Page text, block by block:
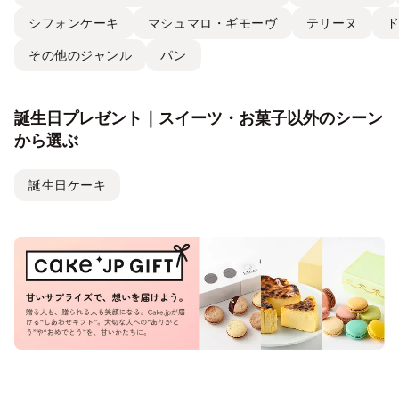
シフォンケーキ マシュマロ・ギモーヴ テリーヌ
その他のジャンル パン
誕生日プレゼント｜スイーツ・お菓子以外のシーン
から選ぶ
誕生日ケーキ